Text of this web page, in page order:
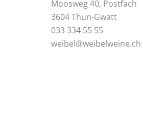
Moosweg 40, Postfach
3604 Thun-Gwatt
033 334 55 55
weibel@weibelweine.ch